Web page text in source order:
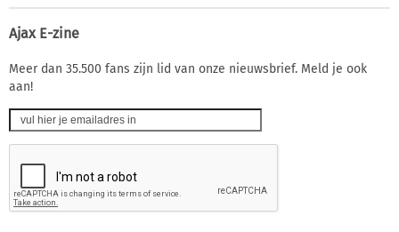
Ajax E-zine
Meer dan 35.500 fans zijn lid van onze nieuwsbrief. Meld je ook
aan!